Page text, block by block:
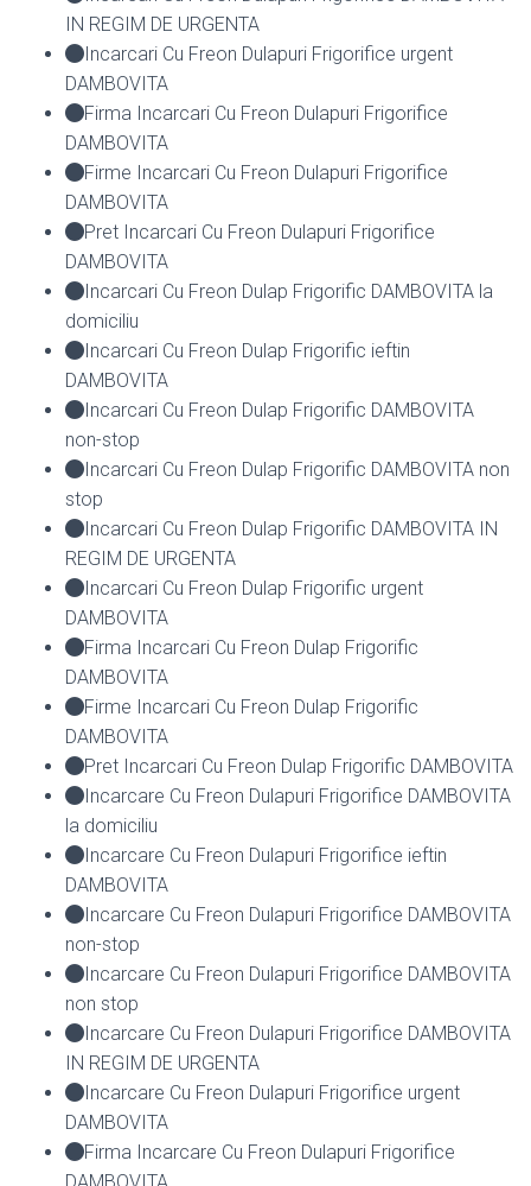
IN REGIM DE URGENTA
Incarcari Cu Freon Dulapuri Frigorifice urgent
DAMBOVITA
Firma Incarcari Cu Freon Dulapuri Frigorifice
DAMBOVITA
Firme Incarcari Cu Freon Dulapuri Frigorifice
DAMBOVITA
Pret Incarcari Cu Freon Dulapuri Frigorifice
DAMBOVITA
Incarcari Cu Freon Dulap Frigorific DAMBOVITA la
domiciliu
Incarcari Cu Freon Dulap Frigorific ieftin
DAMBOVITA
Incarcari Cu Freon Dulap Frigorific DAMBOVITA
non-stop
Incarcari Cu Freon Dulap Frigorific DAMBOVITA non
stop
Incarcari Cu Freon Dulap Frigorific DAMBOVITA IN
REGIM DE URGENTA
Incarcari Cu Freon Dulap Frigorific urgent
DAMBOVITA
Firma Incarcari Cu Freon Dulap Frigorific
DAMBOVITA
Firme Incarcari Cu Freon Dulap Frigorific
DAMBOVITA
Pret Incarcari Cu Freon Dulap Frigorific DAMBOVITA
Incarcare Cu Freon Dulapuri Frigorifice DAMBOVITA
la domiciliu
Incarcare Cu Freon Dulapuri Frigorifice ieftin
DAMBOVITA
Incarcare Cu Freon Dulapuri Frigorifice DAMBOVITA
non-stop
Incarcare Cu Freon Dulapuri Frigorifice DAMBOVITA
non stop
Incarcare Cu Freon Dulapuri Frigorifice DAMBOVITA
IN REGIM DE URGENTA
Incarcare Cu Freon Dulapuri Frigorifice urgent
DAMBOVITA
Firma Incarcare Cu Freon Dulapuri Frigorifice
DAMBOVITA